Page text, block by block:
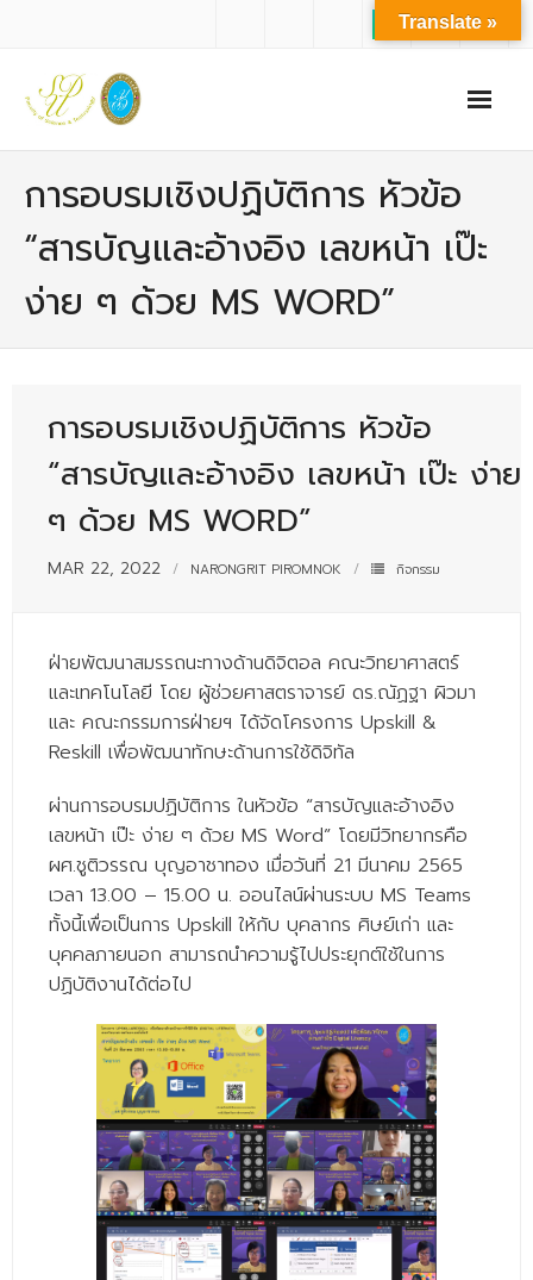
- ปรัชญาการจัดการศึกษา มหาวิทยาลัยสวนดุสิต
- ปรัชญา วิสัยทัศน์ พันธกิจ ของคณะ
- - สำนักงานคณะวิทยาศาสตร์และเทคโนโลยี
- - บุคลากรวิชาการ
- วิทยาศาสตรบัณฑิต
- - วิทยาการคอมพิวเตอร์
- - วิทยาศาสตร์เครื่องสำอาง
- - อาชีวอนามัยและความปลอดภัย
- - อนามัยสิ่งแวดล้อมและสาธารณภัย
- - วิทยาศาสตร์การแพทย์
- - ความมั่นคงปลอดภัยไซเบอร์
- - อุตสาหกรรมชีวภาพเพื่อธุรกิจ
- ศึกษาศาสตรบัณฑิต
- - วิทยาศาสตร์ทั่วไป
- เทคโนโลยีบัณฑิต
- - เทคโนโลยีสารสนเทศ
ศูนย์บริการ
- ศูนย์เครื่องมือปฏิบัติการวิทยาศาสตร์
การอบรมเชิงปฏิบัติการ หัวข้อ
“สารบัญและอ้างอิง เลขหน้า เป๊ะ
ง่าย ๆ ด้วย MS WORD”
การอบรมเชิงปฏิบัติการ หัวข้อ
“สารบัญและอ้างอิง เลขหน้า เป๊ะ ง่าย
ๆ ด้วย MS WORD”
MAR 22, 2022 NARONGRIT PIROMNOK กิจกรรม
ฝ่ายพัฒนาสมรรถนะทางด้านดิจิตอล คณะวิทยาศาสตร์
และเทคโนโลยี โดย ผู้ช่วยศาสตราจารย์ ดร.ณัฏฐา ผิวมา
และ คณะกรรมการฝ่ายฯ ได้จัดโครงการ Upskill &
Reskill เพื่อพัฒนาทักษะด้านการใช้ดิจิทัล
ผ่านการอบรมปฏิบัติการ ในหัวข้อ “สารบัญและอ้างอิง
เลขหน้า เป๊ะ ง่าย ๆ ด้วย MS Word” โดยมีวิทยากรคือ
ผศ.ชูติวรรณ บุญอาชาทอง เมื่อวันที่ 21 มีนาคม 2565
เวลา 13.00 – 15.00 น. ออนไลน์ผ่านระบบ MS Teams
ทั้งนี้เพื่อเป็นการ Upskill ให้กับ บุคลากร ศิษย์เก่า และ
บุคคลภายนอก สามารถนำความรู้ไปประยุกต์ใช้ในการ
ปฏิบัติงานได้ต่อไป
Translate »